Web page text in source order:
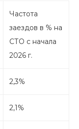
Частота
заездов в % на
СТО с начала
2026 г.
2,3%
2,1%